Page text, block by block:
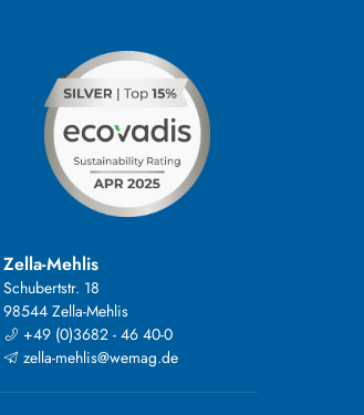
Zella-Mehlis
Schubertstr. 18
98544 Zella-Mehlis
+49 (0)3682 - 46 40-0
zella-mehlis@wemag.de